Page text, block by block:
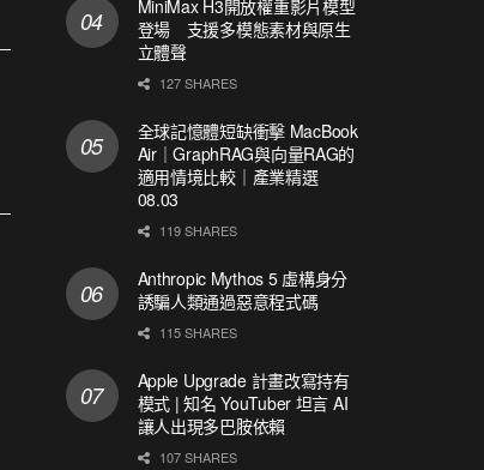
MiniMax H3開放權重影片模型
登場 支援多模態素材與原生
立體聲
127 SHARES
全球記憶體短缺衝擊 MacBook
Air｜GraphRAG與向量RAG的
適用情境比較｜產業精選
08.03
119 SHARES
Anthropic Mythos 5 虛構身分
誘騙人類通過惡意程式碼
115 SHARES
Apple Upgrade 計畫改寫持有
模式 | 知名 YouTuber 坦言 AI
讓人出現多巴胺依賴
107 SHARES